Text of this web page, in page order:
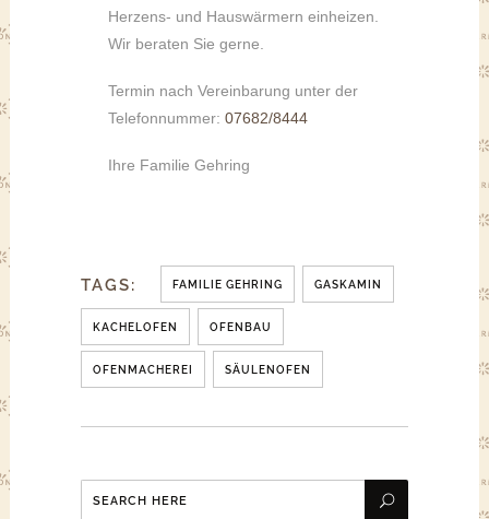
Herzens- und Hauswärmern einheizen.
Wir beraten Sie gerne.
Termin nach Vereinbarung unter der
Telefonnummer: 07682/8444
Ihre Familie Gehring
TAGS: FAMILIE GEHRING GASKAMIN
KACHELOFEN OFENBAU
OFENMACHEREI SÄULENOFEN